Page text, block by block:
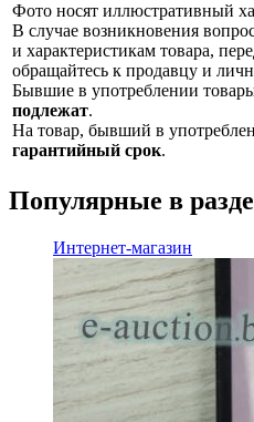
Фото носят иллюстративный
В случае возникновения
и характеристикам товара,
обращайтесь к продавцу и
Бывшие в употреблении
подлежат.
На товар, бывший в
гарантийный срок.
Популярные в
Интернет-магазин